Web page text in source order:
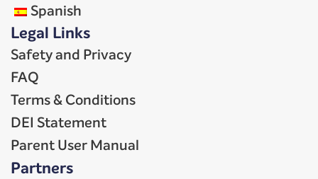
Spanish
Legal Links
Safety and Privacy
FAQ
Terms & Conditions
DEI Statement
Parent User Manual
Partners